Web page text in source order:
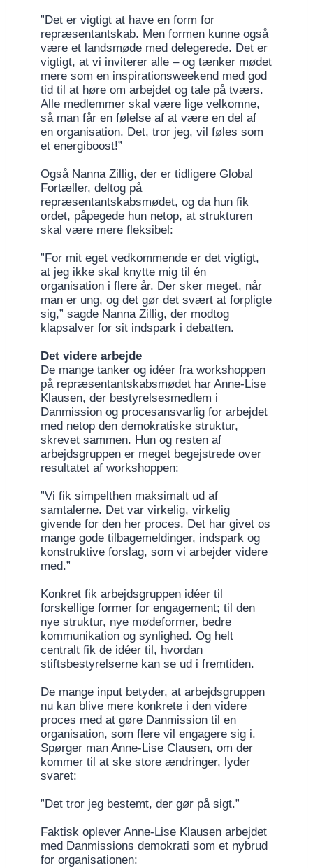
”Det er vigtigt at have en form for
repræsentantskab. Men formen kunne også
være et landsmøde med delegerede. Det er
vigtigt, at vi inviterer alle – og tænker mødet
mere som en inspirationsweekend med god
tid til at høre om arbejdet og tale på tværs.
Alle medlemmer skal være lige velkomne,
så man får en følelse af at være en del af
en organisation. Det, tror jeg, vil føles som
et energiboost!”
Også Nanna Zillig, der er tidligere Global
Fortæller, deltog på
repræsentantskabsmødet, og da hun fik
ordet, påpegede hun netop, at strukturen
skal være mere fleksibel:
”For mit eget vedkommende er det vigtigt,
at jeg ikke skal knytte mig til én
organisation i flere år. Der sker meget, når
man er ung, og det gør det svært at forpligte
sig,” sagde Nanna Zillig, der modtog
klapsalver for sit indspark i debatten.
Det videre arbejde
De mange tanker og idéer fra workshoppen
på repræsentantskabsmødet har Anne-Lise
Klausen, der bestyrelsesmedlem i
Danmission og procesansvarlig for arbejdet
med netop den demokratiske struktur,
skrevet sammen. Hun og resten af
arbejdsgruppen er meget begejstrede over
resultatet af workshoppen:
”Vi fik simpelthen maksimalt ud af
samtalerne. Det var virkelig, virkelig
givende for den her proces. Det har givet os
mange gode tilbagemeldinger, indspark og
konstruktive forslag, som vi arbejder videre
med.”
Konkret fik arbejdsgruppen idéer til
forskellige former for engagement; til den
nye struktur, nye mødeformer, bedre
kommunikation og synlighed. Og helt
centralt fik de idéer til, hvordan
stiftsbestyrelserne kan se ud i fremtiden.
De mange input betyder, at arbejdsgruppen
nu kan blive mere konkrete i den videre
proces med at gøre Danmission til en
organisation, som flere vil engagere sig i.
Spørger man Anne-Lise Clausen, om der
kommer til at ske store ændringer, lyder
svaret:
”Det tror jeg bestemt, der gør på sigt.”
Faktisk oplever Anne-Lise Klausen arbejdet
med Danmissions demokrati som et nybrud
for organisationen: